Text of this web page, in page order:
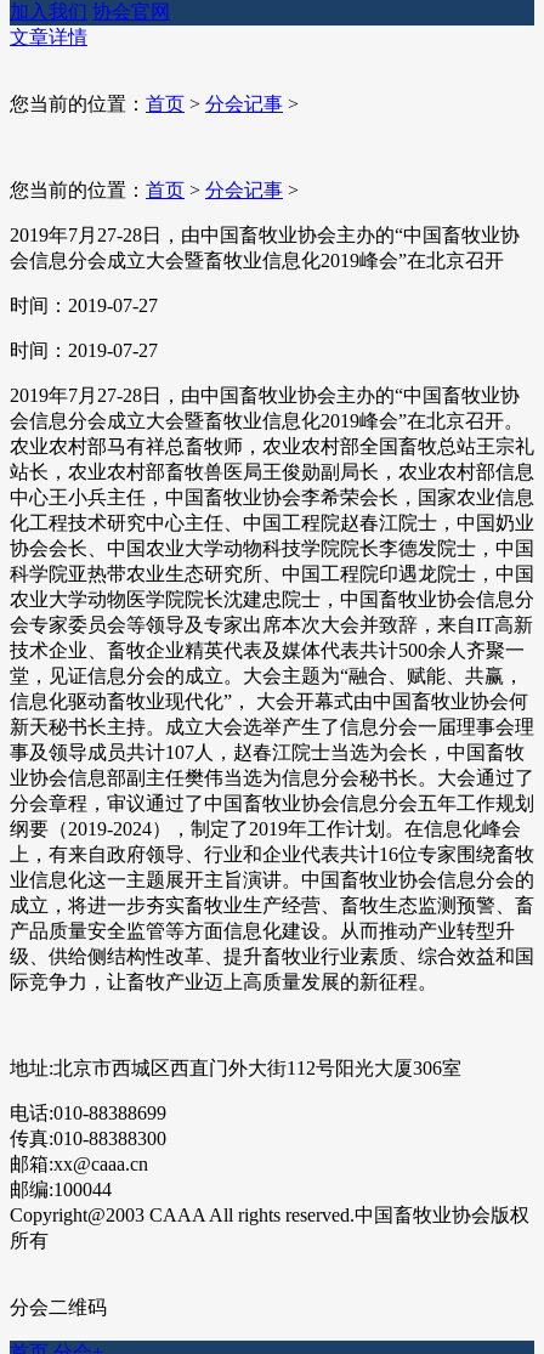
加入我们 协会官网
文章详情
您当前的位置： 首页 > 分会记事 >
您当前的位置： 首页 > 分会记事 >
​2019年7月27-28日，由中国畜牧业协会主办的“中国畜牧业协
会信息分会成立大会暨畜牧业信息化2019峰会”在北京召开
时间：2019-07-27
时间：2019-07-27
2019年7月27-28日，由中国畜牧业协会主办的“中国畜牧业协
会信息分会成立大会暨畜牧业信息化2019峰会”在北京召开。
农业农村部马有祥总畜牧师，农业农村部全国畜牧总站王宗礼
站长，农业农村部畜牧兽医局王俊勋副局长，农业农村部信息
中心王小兵主任，中国畜牧业协会李希荣会长，国家农业信息
化工程技术研究中心主任、中国工程院赵春江院士，中国奶业
协会会长、中国农业大学动物科技学院院长李德发院士，中国
科学院亚热带农业生态研究所、中国工程院印遇龙院士，中国
农业大学动物医学院院长沈建忠院士，中国畜牧业协会信息分
会专家委员会等领导及专家出席本次大会并致辞，来自IT高新
技术企业、畜牧企业精英代表及媒体代表共计500余人齐聚一
堂，见证信息分会的成立。大会主题为“融合、赋能、共赢，
信息化驱动畜牧业现代化”， 大会开幕式由中国畜牧业协会何
新天秘书长主持。成立大会选举产生了信息分会一届理事会理
事及领导成员共计107人，赵春江院士当选为会长，中国畜牧
业协会信息部副主任樊伟当选为信息分会秘书长。大会通过了
分会章程，审议通过了中国畜牧业协会信息分会五年工作规划
纲要（2019-2024），制定了2019年工作计划。在信息化峰会
上，有来自政府领导、行业和企业代表共计16位专家围绕畜牧
业信息化这一主题展开主旨演讲。中国畜牧业协会信息分会的
成立，将进一步夯实畜牧业生产经营、畜牧生态监测预警、畜
产品质量安全监管等方面信息化建设。从而推动产业转型升
级、供给侧结构性改革、提升畜牧业行业素质、综合效益和国
际竞争力，让畜牧产业迈上高质量发展的新征程。
地址:北京市西城区西直门外大街112号阳光大厦306室
电话:010-88388699
传真:010-88388300
邮箱:xx@caaa.cn
邮编:100044
Copyright@2003 CAAA All rights reserved.中国畜牧业协会版权
所有
分会二维码